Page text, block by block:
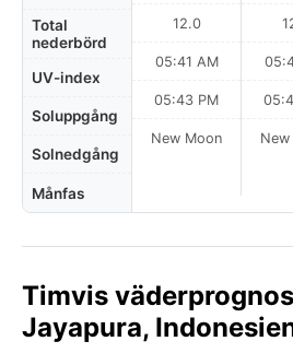
Total
nederbörd
UV-index
Soluppgång
Solnedgång
Månfas
12.0
05:41 AM
05:43 PM
New Moon
Timvis
Jayapura,